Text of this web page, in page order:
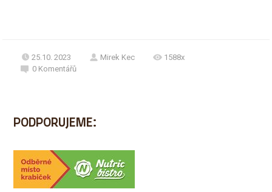
25.10. 2023 Mirek Kec
1588x
0 Komentářů
PODPORUJEME: